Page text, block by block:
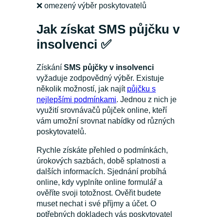
❌ omezený výběr poskytovatelů
Jak získat SMS půjčku v
insolvenci ✅
ZískáníSMS půjčky v insolvenci
vyžaduje zodpovědný výběr. Existuje
několik možností, jak najít půjčku s
nejlepšími podmínkami. Jednou z nich je
využití srovnávačů půjček online, kteří
vám umožní srovnat nabídky od různých
poskytovatelů.
Rychle získáte přehled o podmínkách,
úrokových sazbách, době splatnosti a
dalších informacích. Sjednání probíhá
online, kdy vyplníte online formulář a
ověříte svoji totožnost. Ověřit budete
muset nechat i své příjmy a účet. O
potřebných dokladech vás poskytovatel